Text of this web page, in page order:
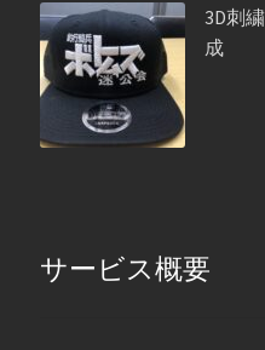
3D刺
成
サービス概要